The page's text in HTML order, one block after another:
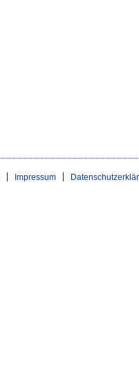
Impressum